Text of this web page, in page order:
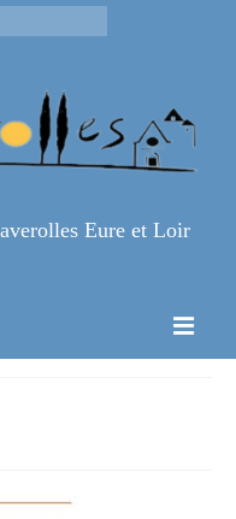
Eure et Loir